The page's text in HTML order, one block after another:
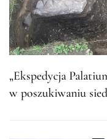
„Ekspedycja
w poszukiwaniu